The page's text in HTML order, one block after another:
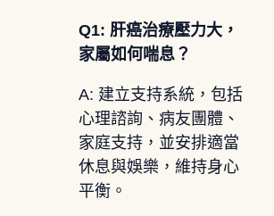
Q1: 肝癌治療壓力大，
家屬如何喘息？
A: 建立支持系統，包括
心理諮詢、病友團體、
家庭支持，並安排適當
休息與娛樂，維持身心
平衡。